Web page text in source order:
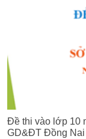
Đề thi vào lớp 10
GD&ĐT Đồng Nai